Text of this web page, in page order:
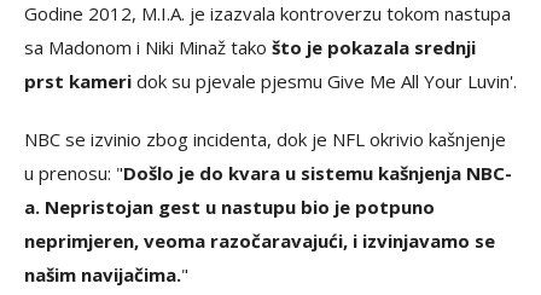
Godine 2012, M.I.A. je izazvala kontroverzu tokom nastupa
sa Madonom i Niki Minaž tako što je pokazala srednji
prst kameri dok su pjevale pjesmu Give Me All Your Luvin'.
NBC se izvinio zbog incidenta, dok je NFL okrivio kašnjenje
u prenosu: "Došlo je do kvara u sistemu kašnjenja NBC-
a. Nepristojan gest u nastupu bio je potpuno
neprimjeren, veoma razočaravajući, i izvinjavamo se
našim navijačima."